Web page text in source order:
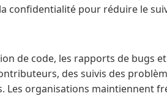
confidentialité pour réduire le
de code, les rapports de bugs
des suivis des
Les organisations maintiennent